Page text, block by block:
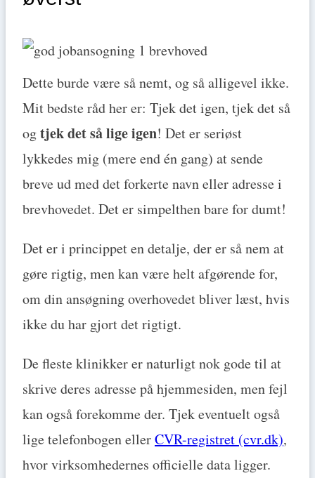
Dette burde være så nemt, og så alligevel ikke.
Mit bedste råd her er: Tjek det igen, tjek det så
ogtjek det så lige igen! Det er seriøst
lykkedes mig (mere end én gang) at sende
breve ud med det forkerte navn eller adresse i
brevhovedet. Det er simpelthen bare for dumt!
Det er i princippet en detalje, der er så nem at
gøre rigtig, men kan være helt afgørende for,
om din ansøgning overhovedet bliver læst, hvis
ikke du har gjort det rigtigt.
De fleste klinikker er naturligt nok gode til at
skrive deres adresse på hjemmesiden, men fejl
kan også forekomme der. Tjek eventuelt også
lige telefonbogen ellerCVR-registret (cvr.dk),
hvor virksomhedernes officielle data ligger.